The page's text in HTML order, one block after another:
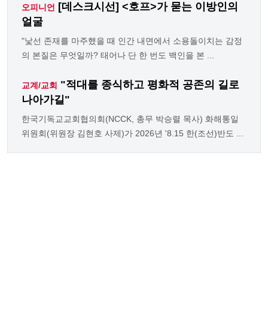
오피니언 [데스크시선] <호프>가 묻는 이방인의
얼굴
"낯선 존재를 마주했을 때 인간 내면에서 소용돌이치는 감정
의 본질은 무엇일까? 태어나 단 한 번도 백인을 본 ...
교계/교회 "적대를 종식하고 평화적 공존의 길로
나아가길"
한국기독교교회협의회(NCCK, 총무 박승렬 목사) 화해통일
위원회(위원장 김현호 사제)가 2026년 '8.15 한(조선)반도 ...